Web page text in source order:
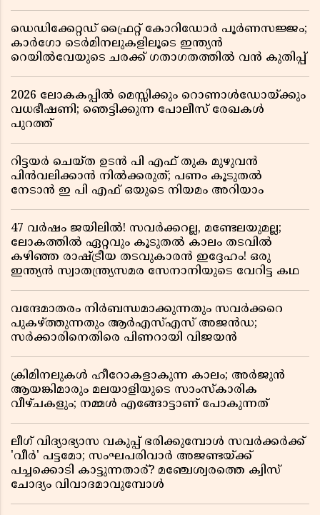
ഡെഡിക്കേറ്റഡ് ഫ്രൈറ്റ് കോറിഡോർ പൂർണസജ്ജം;
കാർഗോ ടെർമിനലുകളിലൂടെ ഇന്ത്യൻ
റെയിൽവേയുടെ ചരക്ക് ഗതാഗതത്തിൽ വൻ കുതിപ്പ്
2026 ലോകകപ്പിൽ മെസ്സിക്കും റൊണാൾഡോയ്ക്കും
വധഭീഷണി; ഞെട്ടിക്കുന്ന പോലീസ് രേഖകൾ
പുറത്ത്
റിട്ടയർ ചെയ്ത ഉടൻ പി എഫ് തുക മുഴുവൻ
പിൻവലിക്കാൻ നിൽക്കരുത്; പണം കൂടുതൽ
നേടാൻ ഇ പി എഫ് ഒയുടെ നിയമം അറിയാം
47 വർഷം ജയിലിൽ! സവർക്കറല്ല, മണ്ടേലയുമല്ല;
ലോകത്തിൽ ഏറ്റവും കൂടുതൽ കാലം തടവിൽ
കഴിഞ്ഞ രാഷ്ട്രീയ തടവുകാരൻ ഇദ്ദേഹം! ഒരു
ഇന്ത്യൻ സ്വാതന്ത്ര്യസമര സേനാനിയുടെ വേറിട്ട കഥ
വന്ദേമാതരം നിർബന്ധമാക്കുന്നതും സവർക്കറെ
പുകഴ്ത്തുന്നതും ആർഎസ്എസ് അജൻഡ;
സർക്കാരിനെതിരെ പിണറായി വിജയൻ
ക്രിമിനലുകൾ ഹീറോകളാകുന്ന കാലം; അർജുൻ
ആയങ്കിമാരും മലയാളിയുടെ സാംസ്കാരിക
വീഴ്ചകളും; നമ്മൾ എങ്ങോട്ടാണ് പോകുന്നത്
ലീഗ് വിദ്യാഭ്യാസ വകുപ്പ് ഭരിക്കുമ്പോൾ സവർക്കർക്ക്
'വീർ' പട്ടമോ; സംഘപരിവാർ അജണ്ടയ്ക്ക്
പച്ചക്കൊടി കാട്ടുന്നതാര്? മഞ്ചേശ്വരത്തെ ക്വിസ്
ചോദ്യം വിവാദമാവുമ്പോൾ